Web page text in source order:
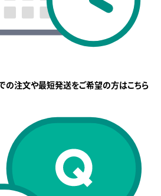
の注文や最短発送をご希望の方はこちら